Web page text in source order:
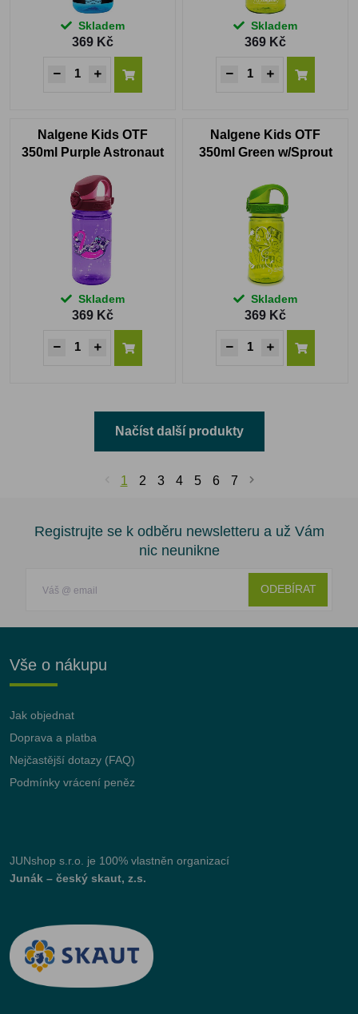
Skladem
369 Kč
Skladem
369 Kč
Nalgene Kids OTF
350ml Purple Astronaut
Skladem
369 Kč
Nalgene Kids OTF
350ml Green w/Sprout
Skladem
369 Kč
Načíst další produkty
1 2 3 4 5 6 7
Registrujte se k odběru newsletteru a už Vám
nic neunikne
ODEBÍRAT
Vše o nákupu
Jak objednat
Doprava a platba
Nejčastější dotazy (FAQ)
Podmínky vrácení peněz
JUNshop s.r.o.
je 100% vlastněn organizací
Junák – český skaut, z.s.